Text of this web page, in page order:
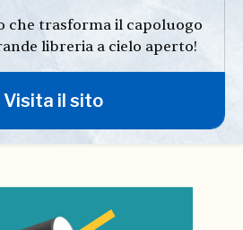
che trasforma il capoluogo
libreria a cielo aperto!
Visita il sito